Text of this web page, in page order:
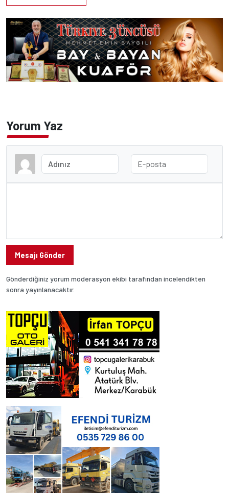
Yorum Yaz
Mesajı Gönder
Gönderdiğiniz yorum moderasyon ekibi tarafından incelendikten
sonra yayınlanacaktır.